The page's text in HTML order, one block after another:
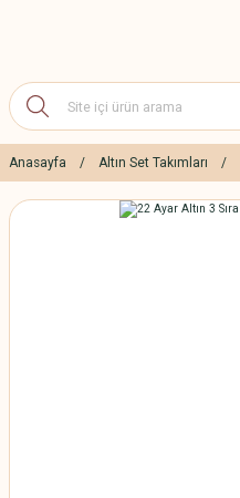
Anasayfa Altın Set Takımları